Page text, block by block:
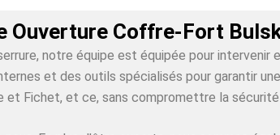
Ouverture Coffre-Fort
notre équipe est équipée pour intervenir
et des outils spécialisés pour garantir
et Fichet, et ce, sans compromettre la